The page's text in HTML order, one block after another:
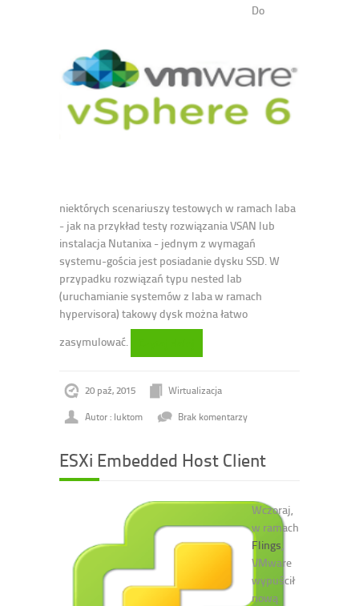
Do
niektórych scenariuszy testowych w ramach laba
- jak na przykład testy rozwiązania VSAN lub
instalacja Nutanixa - jednym z wymagań
systemu-gościa jest posiadanie dysku SSD. W
przypadku rozwiązań typu nested lab
(uruchamianie systemów z laba w ramach
hypervisora) takowy dysk można łatwo
zasymulować.
20 paź, 2015
Wirtualizacja
Autor : luktom
Brak komentarzy
ESXi Embedded Host Client
Wczoraj,
w ramach
Flings
VMware
wypuścił
nową